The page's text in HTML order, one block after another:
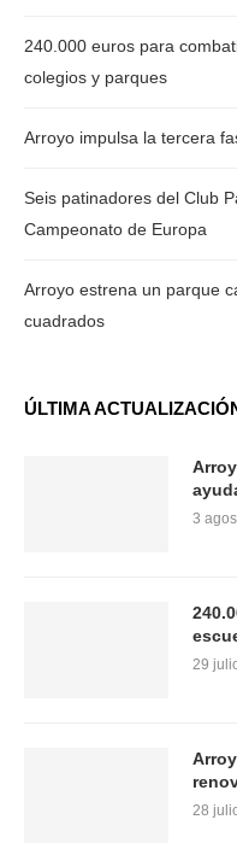
240.000 euros para
colegios y parques
Arroyo impulsa la tercera
Seis patinadores del Club
Campeonato de Europa
Arroyo estrena un parque
cuadrados
ÚLTIMA
3
29
28